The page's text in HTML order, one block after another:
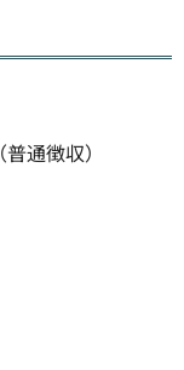
通徴収）